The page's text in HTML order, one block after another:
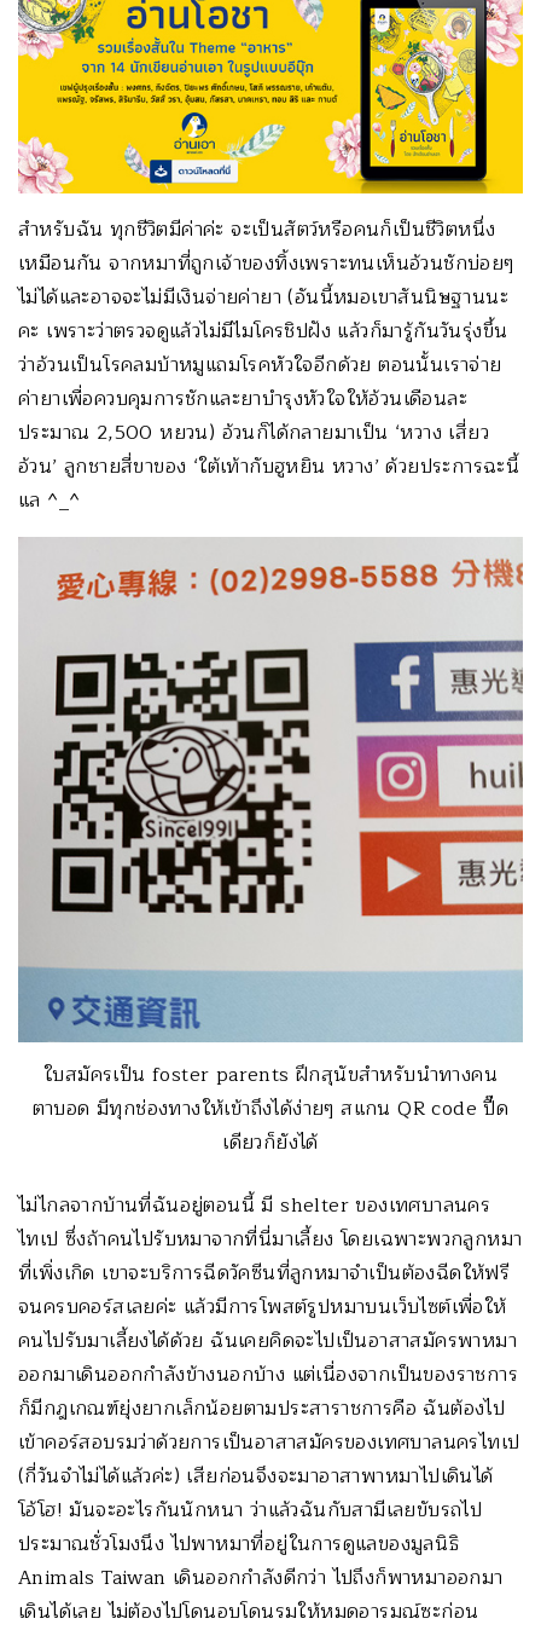
สำหรับฉัน ทุกชีวิตมีค่าค่ะ จะเป็นสัตว์หรือคนก็เป็นชีวิตหนึ่ง
เหมือนกัน จากหมาที่ถูกเจ้าของทิ้งเพราะทนเห็นอ้วนชักบ่อยๆ
ไม่ได้และอาจจะไม่มีเงินจ่ายค่ายา (อันนี้หมอเขาสันนิษฐานนะ
คะ เพราะว่าตรวจดูแล้วไม่มีไมโครชิปฝัง แล้วก็มารู้กันวันรุ่งขึ้น
ว่าอ้วนเป็นโรคลมบ้าหมูแถมโรคหัวใจอีกด้วย ตอนนั้นเราจ่าย
ค่ายาเพื่อควบคุมการชักและยาบำรุงหัวใจให้อ้วนเดือนละ
ประมาณ 2,500 หยวน) อ้วนก็ได้กลายมาเป็น ‘หวาง เสี่ยว
อ้วน’ ลูกชายสี่ขาของ ‘ใต้เท้ากับฮูหยิน หวาง’ ด้วยประการฉะนี้
แล ^_^
ใบสมัครเป็น foster parents ฝึกสุนัขสำหรับนำทางคน
ตาบอด มีทุกช่องทางให้เข้าถึงได้ง่ายๆ สแกน QR code ปื๊ด
เดียวก็ยังได้
ไม่ไกลจากบ้านที่ฉันอยู่ตอนนี้ มี shelter ของเทศบาลนคร
ไทเป ซึ่งถ้าคนไปรับหมาจากที่นี่มาเลี้ยง โดยเฉพาะพวกลูกหมา
ที่เพิ่งเกิด เขาจะบริการฉีดวัคซีนที่ลูกหมาจำเป็นต้องฉีดให้ฟรี
จนครบคอร์สเลยค่ะ แล้วมีการโพสต์รูปหมาบนเว็บไซต์เพื่อให้
คนไปรับมาเลี้ยงได้ด้วย ฉันเคยคิดจะไปเป็นอาสาสมัครพาหมา
ออกมาเดินออกกำลังข้างนอกบ้าง แต่เนื่องจากเป็นของราชการ
ก็มีกฎเกณฑ์ยุ่งยากเล็กน้อยตามประสาราชการคือ ฉันต้องไป
เข้าคอร์สอบรมว่าด้วยการเป็นอาสาสมัครของเทศบาลนครไทเป
(กี่วันจำไม่ได้แล้วค่ะ) เสียก่อนจึงจะมาอาสาพาหมาไปเดินได้
โอ้โฮ! มันจะอะไรกันนักหนา ว่าแล้วฉันกับสามีเลยขับรถไป
ประมาณชั่วโมงนึง ไปพาหมาที่อยู่ในการดูแลของมูลนิธิ
Animals Taiwan เดินออกกำลังดีกว่า ไปถึงก็พาหมาออกมา
เดินได้เลย ไม่ต้องไปโดนอบโดนรมให้หมดอารมณ์ซะก่อน